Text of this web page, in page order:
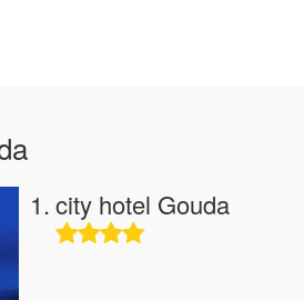
1.city hotel Gouda